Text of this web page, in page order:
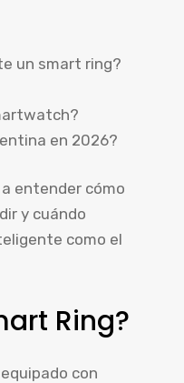
un smart ring?
en 2026?
entender cómo
y cuándo
como el
Ring?
con